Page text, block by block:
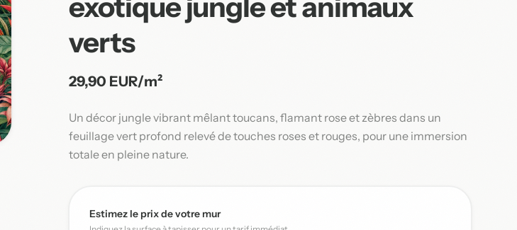
verts
29,90 EUR/m²
Un décor jungle vibrant mêlant toucans, flamant rose et zèbres dans un
feuillage vert profond relevé de touches roses et rouges, pour une immersion
totale en pleine nature.
Estimez le prix de votre mur